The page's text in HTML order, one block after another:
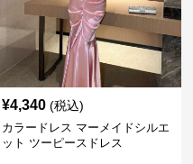
¥4,340 (税込)
カラードレス マーメイドシルエ
ット ツーピースドレス